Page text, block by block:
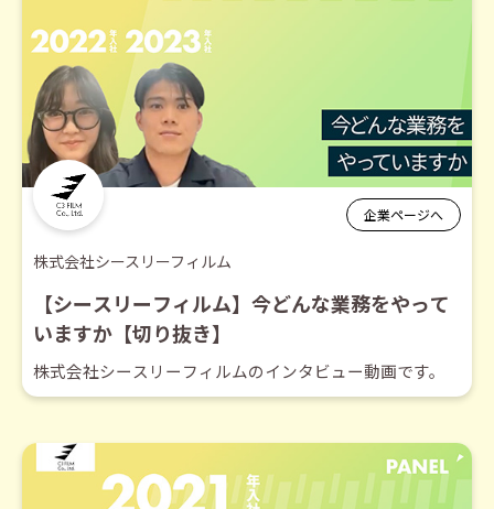
企業ページへ
株式会社シースリーフィルム
【シースリーフィルム】今どんな業務をやって
いますか【切り抜き】
株式会社シースリーフィルムのインタビュー動画です。